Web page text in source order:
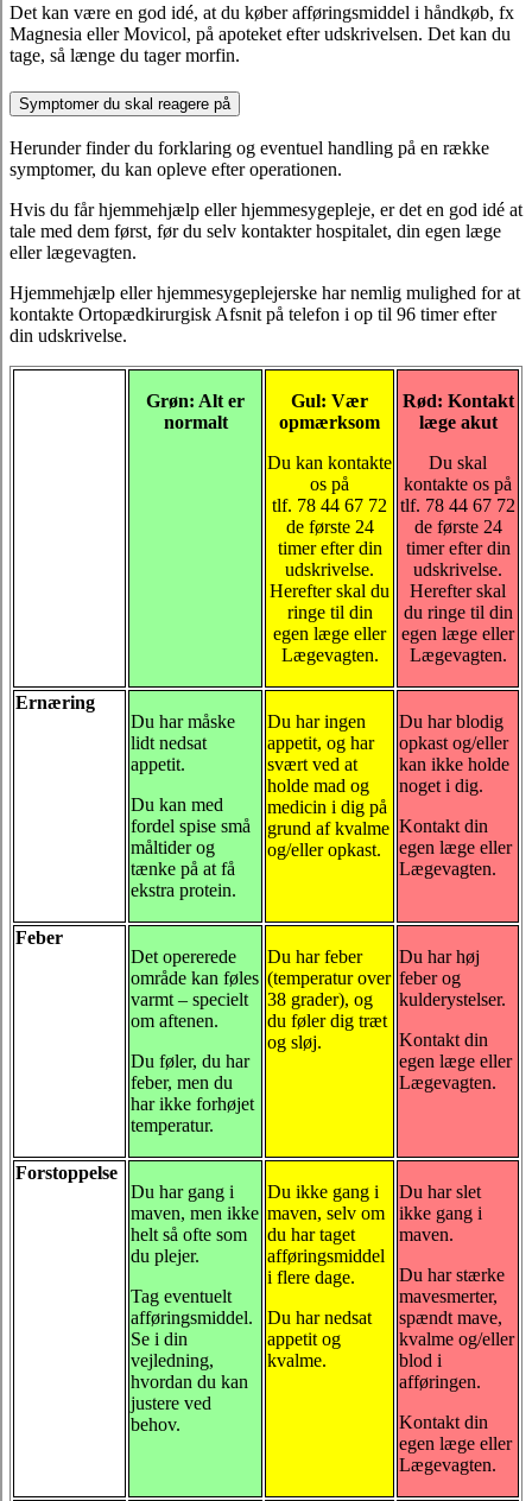
Det kan være en god idé, at du køber afføringsmiddel i håndkøb, fx
Magnesia eller Movicol, på apoteket efter udskrivelsen. Det kan du
tage, så længe du tager morfin.
Symptomer du skal reagere på
Herunder finder du forklaring og eventuel handling på en række
symptomer, du kan opleve efter operationen.
Hvis du får hjemmehjælp eller hjemmesygepleje, er det en god idé at
tale med dem først, før du selv kontakter hospitalet, din egen læge
eller lægevagten.
Hjemmehjælp eller hjemmesygeplejerske har nemlig mulighed for at
kontakte Ortopædkirurgisk Afsnit på telefon i op til 96 timer efter
din udskrivelse.
Grøn: Alt er
normalt
Gul: Vær
opmærksom
Du kan kontakte
os på
tlf. 78 44 67 72
de første 24
timer efter din
udskrivelse.
Herefter skal du
ringe til din
egen læge eller
Lægevagten.
Rød: Kontakt
læge akut
Du skal
kontakte os på
tlf. 78 44 67 72
de første 24
timer efter din
udskrivelse.
Herefter skal
du ringe til din
egen læge eller
Lægevagten.
Ernæring
Du har måske
lidt nedsat
appetit.
Du kan med
fordel spise små
måltider og
tænke på at få
ekstra protein.
Du har ingen
appetit, og har
svært ved at
holde mad og
medicin i dig på
grund af kvalme
og/eller opkast.
Du har blodig
opkast og/eller
kan ikke holde
noget i dig.
Kontakt din
egen læge eller
Lægevagten.
Feber
Det opererede
område kan føles
varmt – specielt
om aftenen.
Du føler, du har
feber, men du
har ikke forhøjet
temperatur.
Du har feber
(temperatur over
38 grader), og
du føler dig træt
og sløj.
Du har høj
feber og
kulderystelser.
Kontakt din
egen læge eller
Lægevagten.
Forstoppelse
Du har gang i
maven, men ikke
helt så ofte som
du plejer.
Tag eventuelt
afføringsmiddel.
Se i din
vejledning,
hvordan du kan
justere ved
behov.
Du ikke gang i
maven, selv om
du har taget
afføringsmiddel
i flere dage.
Du har nedsat
appetit og
kvalme.
Du har slet
ikke gang i
maven.
Du har stærke
mavesmerter,
spændt mave,
kvalme og/eller
blod i
afføringen.
Kontakt din
egen læge eller
Lægevagten.